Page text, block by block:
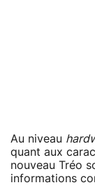
Au niveau
quant aux
nouveau Tréo
informations